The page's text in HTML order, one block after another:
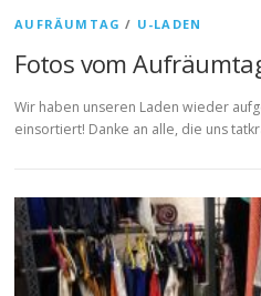
AUFRÄUMTAG / U-LADEN
Fotos vom
Wir haben unseren Laden wieder
einsortiert! Danke an alle, die uns